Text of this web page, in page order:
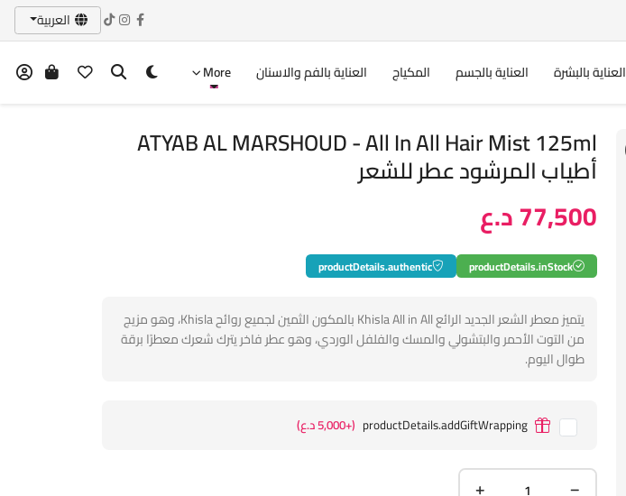
العربية
العناية بالبشرة العناية بالجسم المكياج العناية بالفم والاسنان More
ATYAB AL MARSHOUD - All In All Hair Mist 125ml
أطياب المرشود عطر للشعر
77,500 د.ع
productDetails.inStock
productDetails.authentic
يتميز معطر الشعر الجديد الرائع Khisla All in All بالمكون الثمين لجميع روائح Khisla، وهو مزيج
من التوت الأحمر والبتشولي والمسك والفلفل الوردي، وهو عطر فاخر يترك شعرك معطرًا برقة
طوال اليوم.
productDetails.addGiftWrapping (+5,000 د.ع)